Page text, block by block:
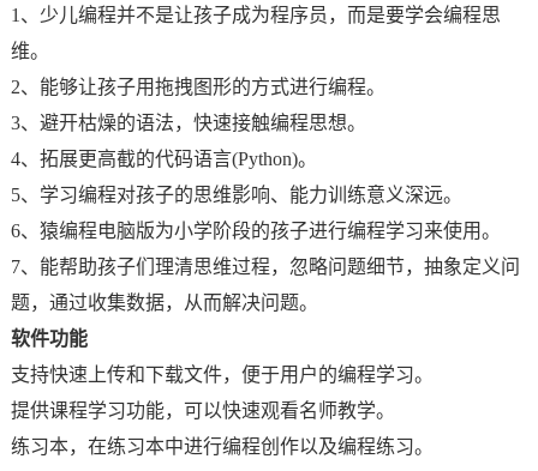
1、少儿编程并不是让孩子成为程序员，而是要学会编程思
维。
2、能够让孩子用拖拽图形的方式进行编程。
3、避开枯燥的语法，快速接触编程思想。
4、拓展更高截的代码语言(Python)。
5、学习编程对孩子的思维影响、能力训练意义深远。
6、猿编程电脑版为小学阶段的孩子进行编程学习来使用。
7、能帮助孩子们理清思维过程，忽略问题细节，抽象定义问
题，通过收集数据，从而解决问题。
软件功能
支持快速上传和下载文件，便于用户的编程学习。
提供课程学习功能，可以快速观看名师教学。
练习本，在练习本中进行编程创作以及编程练习。